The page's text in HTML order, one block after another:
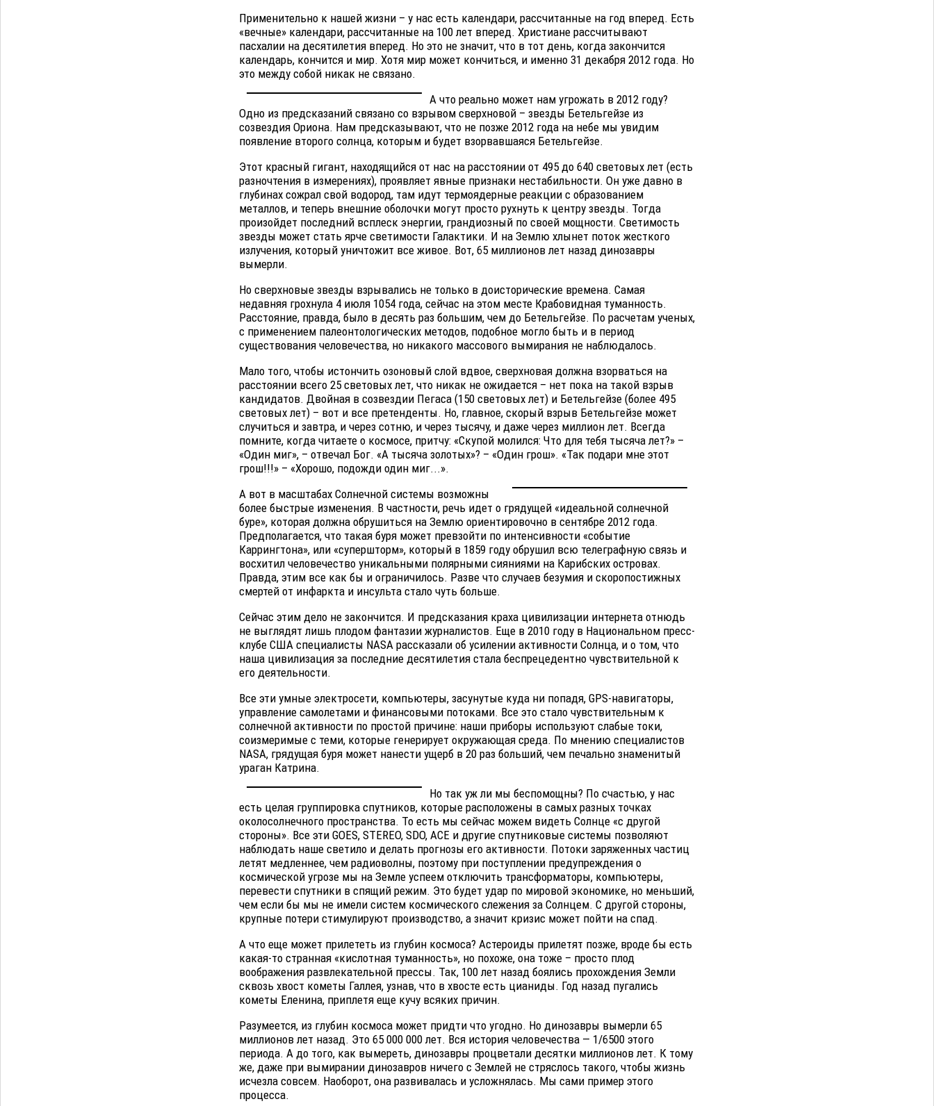
Применительно к нашей жизни – у нас есть календари, рассчитанные на год вперед. Есть
«вечные» календари, рассчитанные на 100 лет вперед. Христиане рассчитывают
пасхалии на десятилетия вперед. Но это не значит, что в тот день, когда закончится
календарь, кончится и мир. Хотя мир может кончиться, и именно 31 декабря 2012 года. Но
это между собой никак не связано.
А что реально может нам угрожать в 2012 году?
Одно из предсказаний связано со взрывом сверхновой – звезды Бетельгейзе из
созвездия Ориона. Нам предсказывают, что не позже 2012 года на небе мы увидим
появление второго солнца, которым и будет взорвавшаяся Бетельгейзе.
Этот красный гигант, находящийся от нас на расстоянии от 495 до 640 световых лет (есть
разночтения в измерениях), проявляет явные признаки нестабильности. Он уже давно в
глубинах сожрал свой водород, там идут термоядерные реакции с образованием
металлов, и теперь внешние оболочки могут просто рухнуть к центру звезды. Тогда
произойдет последний всплеск энергии, грандиозный по своей мощности. Светимость
звезды может стать ярче светимости Галактики. И на Землю хлынет поток жесткого
излучения, который уничтожит все живое. Вот, 65 миллионов лет назад динозавры
вымерли.
Но сверхновые звезды взрывались не только в доисторические времена. Самая
недавняя грохнула 4 июля 1054 года, сейчас на этом месте Крабовидная туманность.
Расстояние, правда, было в десять раз большим, чем до Бетельгейзе. По расчетам ученых,
с применением палеонтологических методов, подобное могло быть и в период
существования человечества, но никакого массового вымирания не наблюдалось.
Мало того, чтобы истончить озоновый слой вдвое, сверхновая должна взорваться на
расстоянии всего 25 световых лет, что никак не ожидается – нет пока на такой взрыв
кандидатов. Двойная в созвездии Пегаса (150 световых лет) и Бетельгейзе (более 495
световых лет) – вот и все претенденты. Но, главное, скорый взрыв Бетельгейзе может
случиться и завтра, и через сотню, и через тысячу, и даже через миллион лет. Всегда
помните, когда читаете о космосе, притчу: «Скупой молился: Что для тебя тысяча лет?» –
«Один миг», – отвечал Бог. «А тысяча золотых»? – «Один грош». «Так подари мне этот
грош!!!» – «Хорошо, подожди один миг...».
А вот в масштабах Солнечной системы возможны
более быстрые изменения. В частности, речь идет о грядущей «идеальной солнечной
буре», которая должна обрушиться на Землю ориентировочно в сентябре 2012 года.
Предполагается, что такая буря может превзойти по интенсивности «событие
Каррингтона», или «супершторм», который в 1859 году обрушил всю телеграфную связь и
восхитил человечество уникальными полярными сияниями на Карибских островах.
Правда, этим все как бы и ограничилось. Разве что случаев безумия и скоропостижных
смертей от инфаркта и инсульта стало чуть больше.
Сейчас этим дело не закончится. И предсказания краха цивилизации интернета отнюдь
не выглядят лишь плодом фантазии журналистов. Еще в 2010 году в Национальном пресс-
клубе США специалисты NASA рассказали об усилении активности Солнца, и о том, что
наша цивилизация за последние десятилетия стала беспрецедентно чувствительной к
его деятельности.
Все эти умные электросети, компьютеры, засунутые куда ни попадя, GPS-навигаторы,
управление самолетами и финансовыми потоками. Все это стало чувствительным к
солнечной активности по простой причине: наши приборы используют слабые токи,
соизмеримые с теми, которые генерирует окружающая среда. По мнению специалистов
NASA, грядущая буря может нанести ущерб в 20 раз больший, чем печально знаменитый
ураган Катрина.
Но так уж ли мы беспомощны? По счастью, у нас
есть целая группировка спутников, которые расположены в самых разных точках
околосолнечного пространства. То есть мы сейчас можем видеть Солнце «с другой
стороны». Все эти GOES, STEREO, SDO, ACE и другие спутниковые системы позволяют
наблюдать наше светило и делать прогнозы его активности. Потоки заряженных частиц
летят медленнее, чем радиоволны, поэтому при поступлении предупреждения о
космической угрозе мы на Земле успеем отключить трансформаторы, компьютеры,
перевести спутники в спящий режим. Это будет удар по мировой экономике, но меньший,
чем если бы мы не имели систем космического слежения за Солнцем. С другой стороны,
крупные потери стимулируют производство, а значит кризис может пойти на спад.
А что еще может прилететь из глубин космоса? Астероиды прилетят позже, вроде бы есть
какая-то странная «кислотная туманность», но похоже, она тоже – просто плод
воображения развлекательной прессы. Так, 100 лет назад боялись прохождения Земли
сквозь хвост кометы Галлея, узнав, что в хвосте есть цианиды. Год назад пугались
кометы Еленина, приплетя еще кучу всяких причин.
Разумеется, из глубин космоса может придти что угодно. Но динозавры вымерли 65
миллионов лет назад. Это 65 000 000 лет. Вся история человечества — 1/6500 этого
периода. А до того, как вымереть, динозавры процветали десятки миллионов лет. К тому
же, даже при вымирании динозавров ничего с Землей не стряслось такого, чтобы жизнь
исчезла совсем. Наоборот, она развивалась и усложнялась. Мы сами пример этого
процесса.